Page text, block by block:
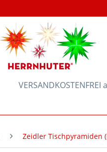
Zeidler Tischpyramiden